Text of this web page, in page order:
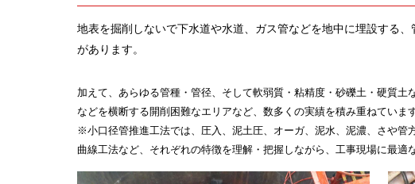
地表を掘削しないで下水道や水道、ガス管などを地中に埋設する
があります。
加えて、あらゆる管種・管径、そして軟弱質・粘精度・砂礫土・硬質
などを横断する開削困難なエリアなど、数多くの実績を積み重ねています
※小口径管推進工法では、圧入、泥土圧、オーガ、泥水、泥濃、さや
曲線工法など、それぞれの特徴を理解・把握しながら、工事現場に最適